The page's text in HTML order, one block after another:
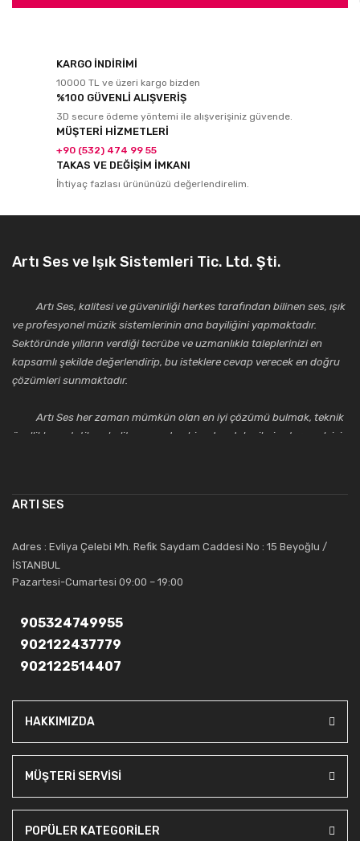
KARGO İNDİRİMİ
10000 TL ve üzeri kargo bizden
%100 GÜVENLİ ALIŞVERİŞ
3D secure ödeme yöntemi ile alışverişiniz güvende.
MÜŞTERİ HİZMETLERİ
+90 (532) 474 99 55
TAKAS VE DEĞİŞİM İMKANI
İhtiyaç fazlası ürününüzü değerlendirelim.
Artı Ses ve Işık Sistemleri Tic. Ltd. Şti.
Artı Ses, kalitesi ve güvenirliği herkes tarafından bilinen ses, ışık
ve profesyonel müzik sistemlerinin ana bayiliğini yapmaktadır.
Sektöründe yılların verdiği tecrübe ve uzmanlıkla taleplerinizi en
kapsamlı şekilde değerlendirip, bu isteklere cevap verecek en doğru
çözümleri sunmaktadır.
Artı Ses her zaman mümkün olan en iyi çözümü bulmak, teknik
özellikler, estetik ve kalite açısından bir adım daha ileriye taşımak için
saygıdeğer yerini kazanmıştır.
Artı Ses, güler yüzü ve deneyimi ile bu gün ve gelecekte
güvenebileceğiniz bir tercihtir.
ARTI SES
Adres : Evliya Çelebi Mh. Refik Saydam Caddesi No : 15 Beyoğlu /
İSTANBUL
Pazartesi-Cumartesi 09:00 – 19:00
905324749955
902122437779
902122514407
HAKKIMIZDA
MÜŞTERİ SERVİSİ
POPÜLER KATEGORİLER